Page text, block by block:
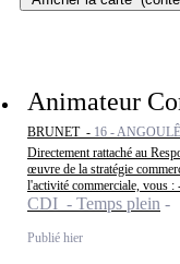
Animateur
BRUNET - 16 -
Directement rattaché au
œuvre de la stratégie
l'activité commerciale, vous : -
CDI - Temps plein
Publié hier